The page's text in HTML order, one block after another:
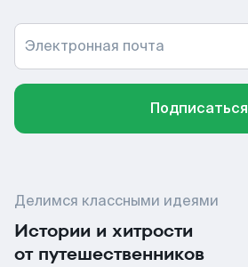
Электронная почта
Подписаться
Делимся классными идеями
Истории и хитрости
от путешественников